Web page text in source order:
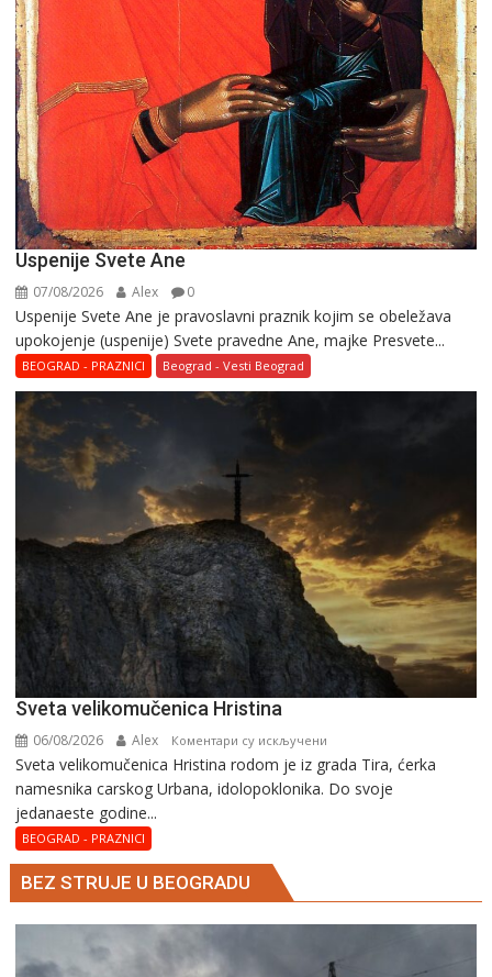
Uspenije Svete Ane
07/08/2026 Alex 0
Uspenije Svete Ane je pravoslavni praznik kojim se obeležava
upokojenje (uspenije) Svete pravedne Ane, majke Presvete...
BEOGRAD - PRAZNICI Beograd - Vesti Beograd
Svеta vеlikоmučеnica Hristina
06/08/2026 Alex Коментари су искључени
Svеta
vеlikоmučеnica
Svеta vеlikоmučеnica Hristina rodom je iz grada Tira, ćerka
namesnika carskog Urbana, idolopoklonika. Dо svоје
јеdanaеstе gоdinе...
BEOGRAD - PRAZNICI
BEZ STRUJE U BEOGRADU